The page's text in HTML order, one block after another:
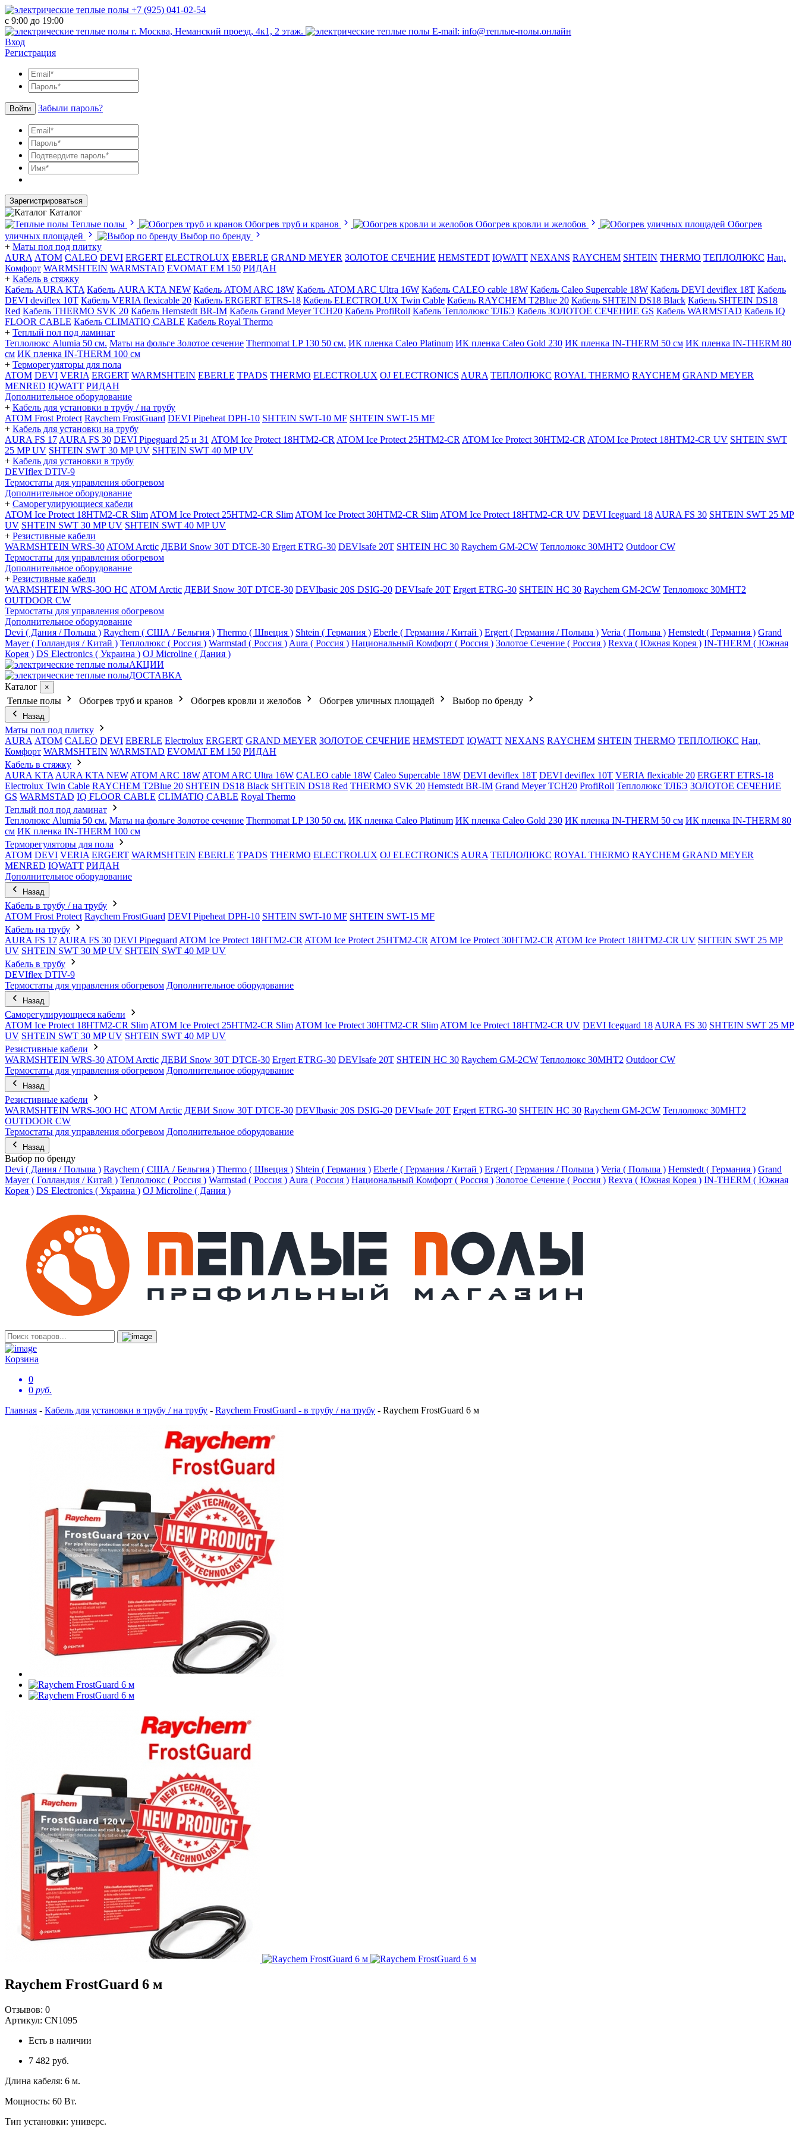
+7 (925) 041-02-54
с 9:00 до 19:00
г. Москва, Неманский проезд, 4к1, 2 этаж.
E-mail: info@теплые-полы.онлайн
Вход
Регистрация
Войти Забыли пароль?
Зарегистрироваться
Каталог
Теплые полы
Обогрев труб и кранов Обогрев кровли и желобов
Обогрев
уличных площадей
Выбор по бренду
+ Маты пол под плитку
AURA АТОМ CALEO DEVI ERGERT ELECTROLUX EBERLE GRAND MEYER ЗОЛОТОЕ СЕЧЕНИЕ HEMSTEDT IQWATT NEXANS RAYCHEM SHTEIN THERMO ТЕПЛОЛЮКС Нац.
Комфорт WARMSHTEIN WARMSTAD EVOMAT EM 150 РИДАН
+ Кабель в стяжку
Кабель AURA KTA Кабель AURA KTA NEW Кабель ATOM ARC 18W Кабель ATOM ARC Ultra 16W Кабель CALEO cable 18W Кабель Caleo Supercable 18W Кабель DEVI deviflex 18T Кабель
DEVI deviflex 10T Кабель VERIA flexicable 20 Кабель ERGERT ETRS-18 Кабель ELECTROLUX Twin Cable Кабель RAYCHEM T2Blue 20 Кабель SHTEIN DS18 Black Кабель SHTEIN DS18
Red Кабель THERMO SVK 20 Кабель Hemstedt BR-IM Кабель Grand Meyer TCH20 Кабель ProfiRoll Кабель Теплолюкс ТЛБЭ Кабель ЗОЛОТОЕ СЕЧЕНИЕ GS Кабель WARMSTAD Кабель IQ
FLOOR CABLE Кабель CLIMATIQ CABLE Кабель Royal Thermo
+ Теплый пол под ламинат
Теплолюкс Alumia 50 см. Маты на фольге Золотое сечение Thermomat LP 130 50 cм. ИК пленка Caleo Platinum ИК пленка Caleo Gold 230 ИК пленка IN-THERM 50 см ИК пленка IN-THERM 80
см ИК пленка IN-THERM 100 см
+ Терморегуляторы для пола
ATOM DEVI VERIA ERGERT WARMSHTEIN EBERLE TPADS THERMO ELECTROLUX OJ ELECTRONICS AURA ТЕПЛОЛЮКС ROYAL THERMO RAYCHEM GRAND MEYER
MENRED IQWATT РИДАН
Дополнительное оборудование
+ Кабель для установки в трубу / на трубу
ATOM Frost Protect Raychem FrostGuard DEVI Pipeheat DPH-10 SHTEIN SWT-10 MF SHTEIN SWT-15 MF
+ Кабель для установки на трубу
AURA FS 17 AURA FS 30 DEVI Pipeguard 25 и 31 ATOM Ice Protect 18HTM2-CR ATOM Ice Protect 25HTM2-CR ATOM Ice Protect 30HTM2-CR ATOM Ice Protect 18HTM2-CR UV SHTEIN SWT
25 MP UV SHTEIN SWT 30 MP UV SHTEIN SWT 40 MP UV
+ Кабель для установки в трубу
DEVIflex DTIV-9
Термостаты для управления обогревом
Дополнительное оборудование
+ Саморегулирующиеся кабели
ATOM Ice Protect 18HTM2-CR Slim ATOM Ice Protect 25HTM2-CR Slim ATOM Ice Protect 30HTM2-CR Slim ATOM Ice Protect 18HTM2-CR UV DEVI Iceguard 18 AURA FS 30 SHTEIN SWT 25 MP
UV SHTEIN SWT 30 MP UV SHTEIN SWT 40 MP UV
+ Резистивные кабели
WARMSHTEIN WRS-30 ATOM Arctic ДЕВИ Snow 30T DTCE-30 Ergert ETRG-30 DEVIsafe 20T SHTEIN HC 30 Raychem GM-2CW Теплолюкс 30МНТ2 Outdoor CW
Термостаты для управления обогревом
Дополнительное оборудование
+ Резистивные кабели
WARMSHTEIN WRS-30O HC ATOM Arctic ДЕВИ Snow 30T DTCE-30 DEVIbasic 20S DSIG-20 DEVIsafe 20T Ergert ETRG-30 SHTEIN HC 30 Raychem GM-2CW Теплолюкс 30МНТ2
OUTDOOR CW
Термостаты для управления обогревом
Дополнительное оборудование
Devi ( Дания / Польша ) Raychem ( США / Бельгия ) Thermo ( Швеция ) Shtein ( Германия ) Eberle ( Германия / Китай ) Ergert ( Германия / Польша ) Veria ( Польша ) Hemstedt ( Германия ) Grand
Mayer ( Голландия / Китай ) Теплолюкс ( Россия ) Warmstad ( Россия ) Aura ( Россия ) Национальный Комфорт ( Россия ) Золотое Сечение ( Россия ) Rexva ( Южная Корея ) IN-THERM ( Южная
Корея ) DS Electronics ( Украина ) OJ Microline ( Дания )
АКЦИИ
ДОСТАВКА
Каталог
×
Теплые полы Обогрев труб и кранов Обогрев кровли и желобов Обогрев уличных площадей Выбор по бренду
Назад
Маты пол под плитку
AURA АТОМ CALEO DEVI EBERLE Electrolux ERGERT GRAND MEYER ЗОЛОТОЕ СЕЧЕНИЕ HEMSTEDT IQWATT NEXANS RAYCHEM SHTEIN THERMO ТЕПЛОЛЮКС Нац.
Комфорт WARMSHTEIN WARMSTAD EVOMAT EM 150 РИДАН
Кабель в стяжку
AURA KTA AURA KTA NEW ATOM ARC 18W ATOM ARC Ultra 16W CALEO cable 18W Caleo Supercable 18W DEVI deviflex 18T DEVI deviflex 10T VERIA flexicable 20 ERGERT ETRS-18
Electrolux Twin Cable RAYCHEM T2Blue 20 SHTEIN DS18 Black SHTEIN DS18 Red THERMO SVK 20 Hemstedt BR-IM Grand Meyer TCH20 ProfiRoll Теплолюкс ТЛБЭ ЗОЛОТОЕ СЕЧЕНИЕ
GS WARMSTAD IQ FLOOR CABLE CLIMATIQ CABLE Royal Thermo
Теплый пол под ламинат
Теплолюкс Alumia 50 см. Маты на фольге Золотое сечение Thermomat LP 130 50 cм. ИК пленка Caleo Platinum ИК пленка Caleo Gold 230 ИК пленка IN-THERM 50 см ИК пленка IN-THERM 80
см ИК пленка IN-THERM 100 см
Терморегуляторы для пола
ATOM DEVI VERIA ERGERT WARMSHTEIN EBERLE TPADS THERMO ELECTROLUX OJ ELECTRONICS AURA ТЕПЛОЛЮКС ROYAL THERMO RAYCHEM GRAND MEYER
MENRED IQWATT РИДАН
Дополнительное оборудование
Назад
Кабель в трубу / на трубу
ATOM Frost Protect Raychem FrostGuard DEVI Pipeheat DPH-10 SHTEIN SWT-10 MF SHTEIN SWT-15 MF
Кабель на трубу
AURA FS 17 AURA FS 30 DEVI Pipeguard ATOM Ice Protect 18HTM2-CR ATOM Ice Protect 25HTM2-CR ATOM Ice Protect 30HTM2-CR ATOM Ice Protect 18HTM2-CR UV SHTEIN SWT 25 MP
UV SHTEIN SWT 30 MP UV SHTEIN SWT 40 MP UV
Кабель в трубу
DEVIflex DTIV-9
Термостаты для управления обогревом Дополнительное оборудование
Назад
Саморегулирующиеся кабели
ATOM Ice Protect 18HTM2-CR Slim ATOM Ice Protect 25HTM2-CR Slim ATOM Ice Protect 30HTM2-CR Slim ATOM Ice Protect 18HTM2-CR UV DEVI Iceguard 18 AURA FS 30 SHTEIN SWT 25 MP
UV SHTEIN SWT 30 MP UV SHTEIN SWT 40 MP UV
Резистивные кабели
WARMSHTEIN WRS-30 ATOM Arctic ДЕВИ Snow 30T DTCE-30 Ergert ETRG-30 DEVIsafe 20T SHTEIN HC 30 Raychem GM-2CW Теплолюкс 30МНТ2 Outdoor CW
Термостаты для управления обогревом Дополнительное оборудование
Назад
Резистивные кабели
WARMSHTEIN WRS-30O HC ATOM Arctic ДЕВИ Snow 30T DTCE-30 DEVIbasic 20S DSIG-20 DEVIsafe 20T Ergert ETRG-30 SHTEIN HC 30 Raychem GM-2CW Теплолюкс 30МНТ2
OUTDOOR CW
Термостаты для управления обогревом Дополнительное оборудование
Назад
Выбор по бренду
Devi ( Дания / Польша ) Raychem ( США / Бельгия ) Thermo ( Швеция ) Shtein ( Германия ) Eberle ( Германия / Китай ) Ergert ( Германия / Польша ) Veria ( Польша ) Hemstedt ( Германия ) Grand
Mayer ( Голландия / Китай ) Теплолюкс ( Россия ) Warmstad ( Россия ) Aura ( Россия ) Национальный Комфорт ( Россия ) Золотое Сечение ( Россия ) Rexva ( Южная Корея ) IN-THERM ( Южная
Корея ) DS Electronics ( Украина ) OJ Microline ( Дания )
Корзина
0
0 руб.
Главная - Кабель для установки в трубу / на трубу - Raychem FrostGuard - в трубу / на трубу - Raychem FrostGuard 6 м
Raychem FrostGuard 6 м
Отзывов: 0
Артикул: CN1095
Есть в наличии
7 482 руб.
Длина кабеля: 6 м.
Мощность: 60 Вт.
Тип установки: универс.